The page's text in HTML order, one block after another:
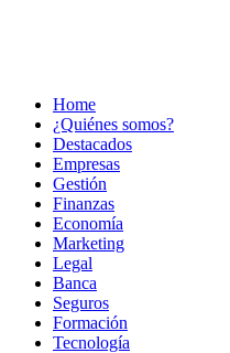
Home
¿Quiénes somos?
Destacados
Empresas
Gestión
Finanzas
Economía
Marketing
Legal
Banca
Seguros
Formación
Tecnología